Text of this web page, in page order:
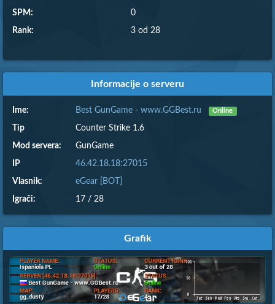
SPM: 0
Rank: 3 od 28
Informacije o serveru
Ime: Best GunGame - www.GGBest.ru Online
Tip Counter Strike 1.6
Mod servera: GunGame
IP 46.42.18.18:27015
Vlasnik: eGear [BOT]
Igrači: 17 / 28
Grafik